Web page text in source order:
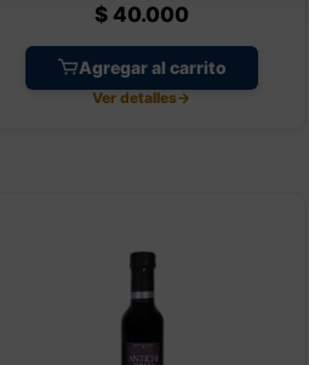
$40.000
Agregar al carrito
Ver detalles→